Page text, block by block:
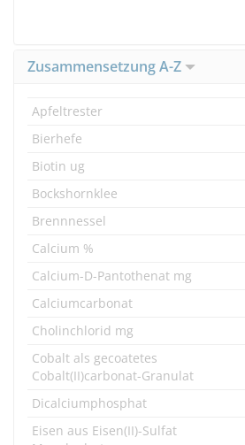
Zusammensetzung A-Z
Apfeltrester
Bierhefe
Biotin ug
Bockshornklee
Brennnessel
Calcium %
Calcium-D-Pantothenat mg
Calciumcarbonat
Cholinchlorid mg
Cobalt als gecoatetes
Cobalt(II)carbonat-Granulat
Dicalciumphosphat
Eisen aus Eisen(II)-Sulfat